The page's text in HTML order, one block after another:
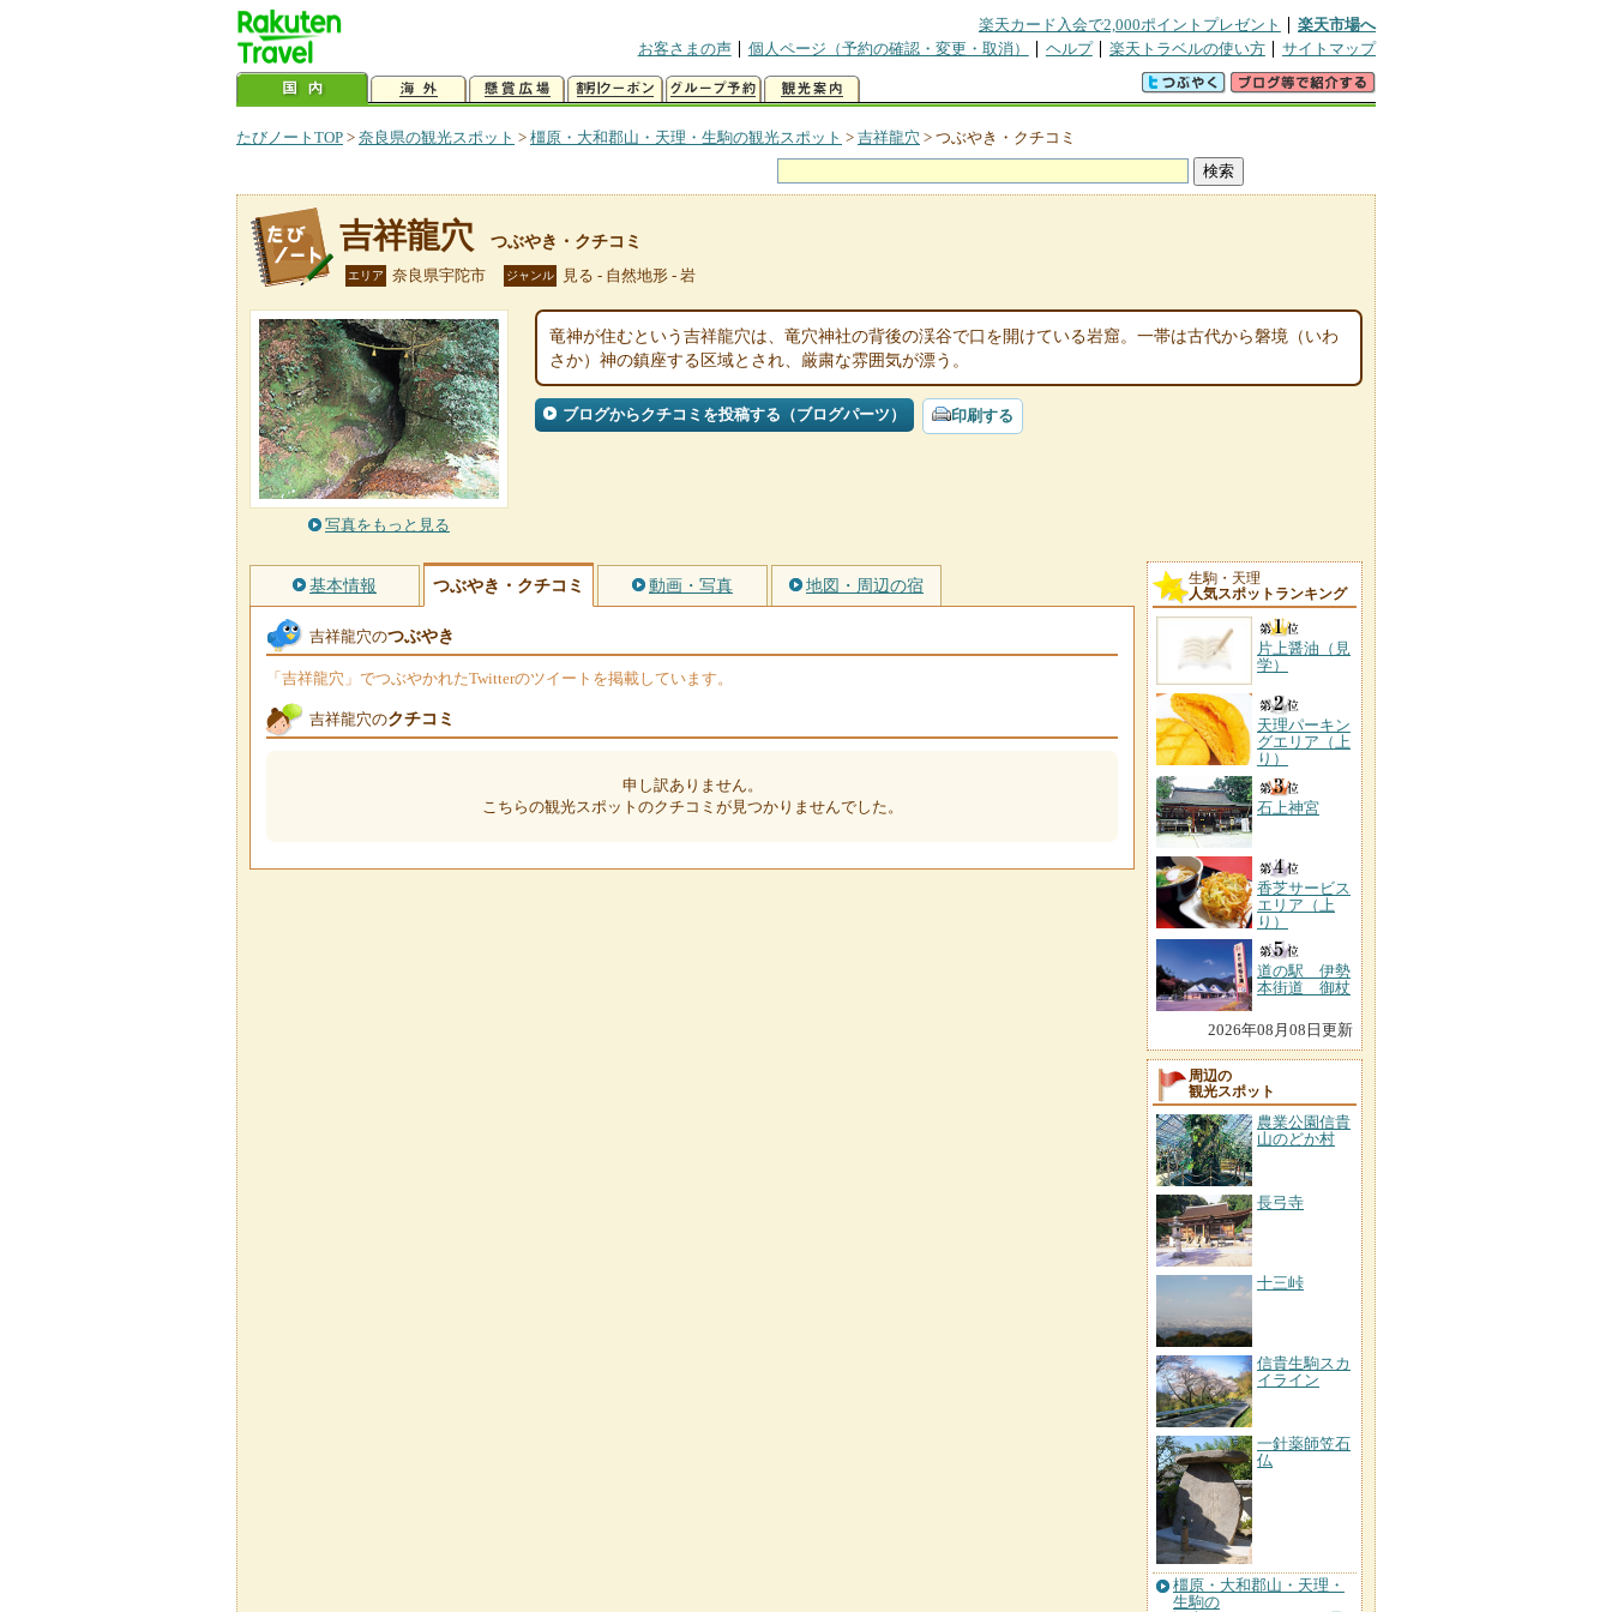
楽天カード入会で2,000ポイントプレゼント
楽天市場へ
お客さまの声
個人ページ（予約の確認・変更・取消） ヘルプ 楽天トラベルの使い方 サイトマップ
たびノートTOP > 奈良県の観光スポット > 橿原・大和郡山・天理・生駒の観光スポット > 吉祥龍穴 > つぶやき・クチコミ
吉祥龍穴 つぶやき・クチコミ
エリア 奈良県宇陀市 ジャンル 見る - 自然地形 - 岩
写真をもっと見る
竜神が住むという吉祥龍穴は、竜穴神社の背後の渓谷で口を開けている岩窟。一帯は古代から磐境（いわ
さか）神の鎮座する区域とされ、厳粛な雰囲気が漂う。
ブログからクチコミを投稿する（ブログパーツ） 印刷する
基本情報 つぶやき・クチコミ 動画・写真 地図・周辺の宿
吉祥龍穴のつぶやき
「吉祥龍穴」でつぶやかれたTwitterのツイートを掲載しています。
吉祥龍穴のクチコミ
申し訳ありません。
こちらの観光スポットのクチコミが見つかりませんでした。
生駒・天理
人気スポットランキング
片上醤油（見
学）
天理パーキン
グエリア（上
り）
石上神宮
香芝サービス
エリア（上
り）
道の駅 伊勢
本街道 御杖
2026年08月08日更新
周辺の
観光スポット
農業公園信貴
山のどか村
長弓寺
十三峠
信貴生駒スカ
イライン
一針薬師笠石
仏
橿原・大和郡山・天理・
生駒の